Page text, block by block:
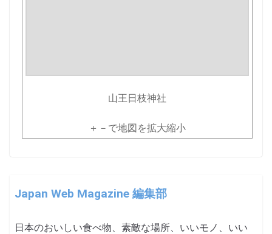
山王日枝神社
＋－で地図を拡大縮小
Japan Web Magazine 編集部
日本のおいしい食べ物、素敵な場所、いいモノ、いい